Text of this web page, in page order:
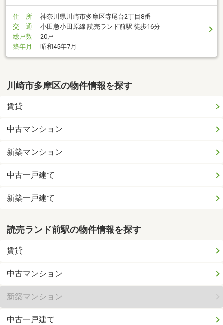
住 所
神奈川県川崎市多摩区寺尾台2丁目8番
交 通
小田急小田原線 読売ランド前駅 徒歩16分
総戸数
20戸
築年月
昭和45年7月
川崎市多摩区の物件情報を探す
賃貸
中古マンション
新築マンション
中古一戸建て
新築一戸建て
読売ランド前駅の物件情報を探す
賃貸
中古マンション
新築マンション
中古一戸建て